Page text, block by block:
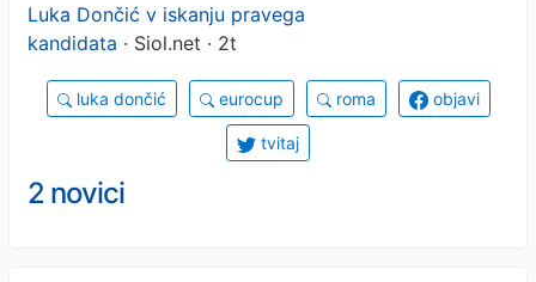
Luka Dončić v iskanju pravega
kandidata · Siol.net · 2t
luka dončić eurocup roma objavi
tvitaj
2 novici